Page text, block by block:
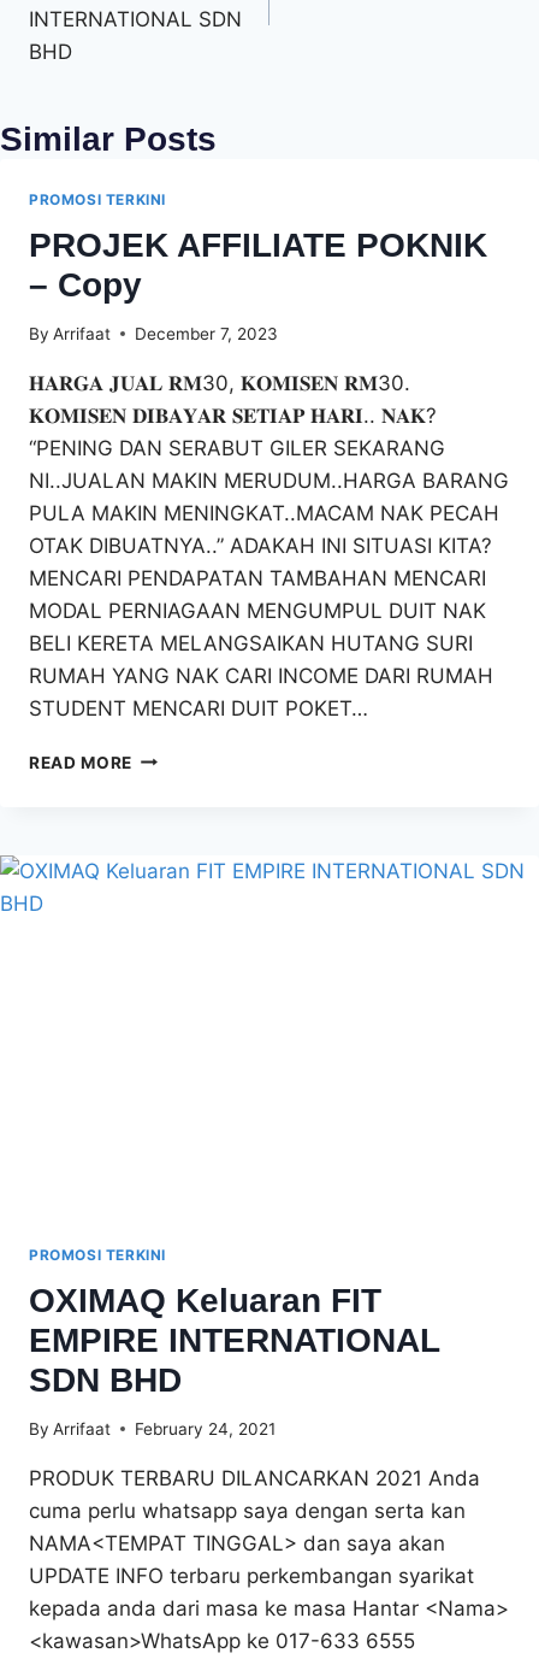
INTERNATIONAL SDN
BHD
Similar Posts
PROMOSI TERKINI
PROJEK AFFILIATE POKNIK
– Copy
By Arrifaat December 7, 2023
𝐇𝐀𝐑𝐆𝐀 𝐉𝐔𝐀𝐋 𝐑𝐌30, 𝐊𝐎𝐌𝐈𝐒𝐄𝐍 𝐑𝐌30.
𝐊𝐎𝐌𝐈𝐒𝐄𝐍 𝐃𝐈𝐁𝐀𝐘𝐀𝐑 𝐒𝐄𝐓𝐈𝐀𝐏 𝐇𝐀𝐑𝐈.. 𝐍𝐀𝐊?
“PENING DAN SERABUT GILER SEKARANG
NI..JUALAN MAKIN MERUDUM..HARGA BARANG
PULA MAKIN MENINGKAT..MACAM NAK PECAH
OTAK DIBUATNYA..” ADAKAH INI SITUASI KITA?
MENCARI PENDAPATAN TAMBAHAN MENCARI
MODAL PERNIAGAAN MENGUMPUL DUIT NAK
BELI KERETA MELANGSAIKAN HUTANG SURI
RUMAH YANG NAK CARI INCOME DARI RUMAH
STUDENT MENCARI DUIT POKET…
READ MORE PROJEK
COPY
PROMOSI TERKINI
OXIMAQ Keluaran FIT
EMPIRE INTERNATIONAL
SDN BHD
By Arrifaat February 24, 2021
PRODUK TERBARU DILANCARKAN 2021 Anda
cuma perlu whatsapp saya dengan serta kan
NAMA<TEMPAT TINGGAL> dan saya akan
UPDATE INFO terbaru perkembangan syarikat
kepada anda dari masa ke masa Hantar <Nama>
<kawasan>WhatsApp ke 017-633 6555